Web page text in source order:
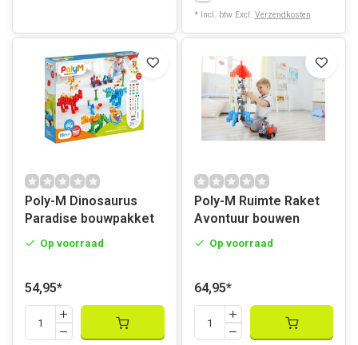
* Incl. btw Excl. Verzendkosten
Poly-M Dinosaurus
Paradise bouwpakket
Op voorraad
54,95*
Poly-M Ruimte Raket
Avontuur bouwen
Op voorraad
64,95*